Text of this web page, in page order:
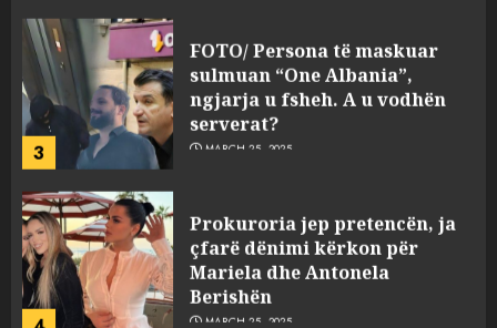
3
FOTO/ Persona të maskuar
sulmuan “One Albania”,
ngjarja u fsheh. A u vodhën
serverat?
MARCH 25, 2025
4
Prokuroria jep pretencën, ja
çfarë dënimi kërkon për
Mariela dhe Antonela
Berishën
MARCH 25, 2025